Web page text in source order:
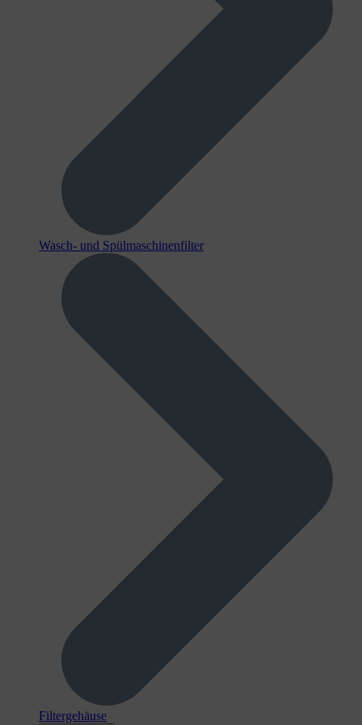
Wasch- und Spülmaschinenfilter
Filtergehäuse